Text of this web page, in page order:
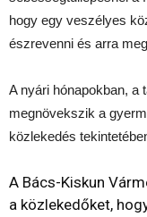
hogy egy veszélyes
észrevenni és arra
A nyári hónapokban, a
megnövekszik a
közlekedés
A Bács-Kiskun
a közlekedőket,